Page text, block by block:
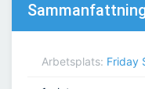
Arbetsplats: Friday